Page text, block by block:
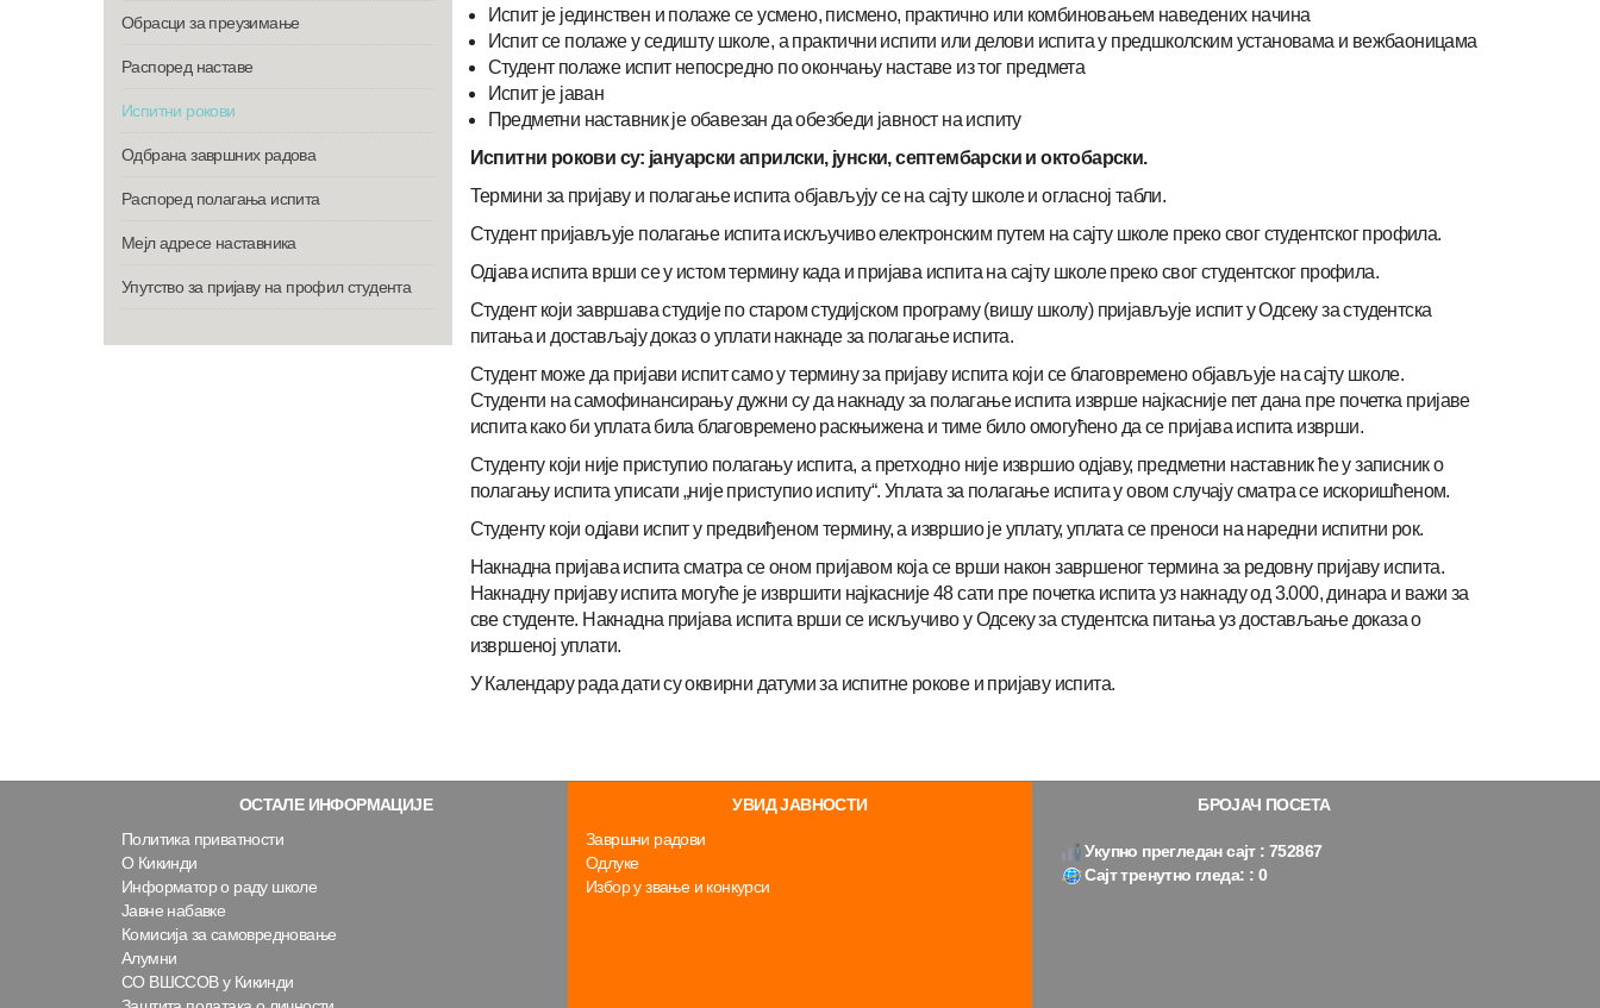
Испит је јединствен и полаже се усмено, писмено, практично или комбиновањем наведених начина
Испит се полаже у седишту школе, а практични испити или делови испита у предшколским установама и вежбаоницама
Студент полаже испит непосредно по окончању наставе из тог предмета
Испит је јаван
Предметни наставник је обавезан да обезбеди јавност на испиту
Испитни рокови су: јануарски априлски, јунски, септембарски и октобарски.
Термини за пријаву и полагање испита објављују се на сајту школе и огласној табли.
Студент пријављује полагање испита искључиво електронским путем на сајту школе преко свог студентског профила.
Одјава испита врши се у истом термину када и пријава испита на сајту школе преко свог студентског профила.
Студент који завршава студије по старом студијском програму (вишу школу) пријављује испит у Одсеку за студентска
питања и достављају доказ о уплати накнаде за полагање испита.
Студент може да пријави испит само у термину за пријаву испита који се благовремено објављује на сајту школе.
Студенти на самофинансирању дужни су да накнаду за полагање испита изврше најкасније пет дана пре почетка пријаве
испита како би уплата била благовремено раскњижена и тиме било омогућено да се пријава испита изврши.
Студенту који није приступио полагању испита, а претходно није извршио одјаву, предметни наставник ће у записник о
полагању испита уписати „није приступио испиту“. Уплата за полагање испита у овом случају сматра се искоришћеном.
Студенту који одјави испит у предвиђеном термину, а извршио је уплату, уплата се преноси на наредни испитни рок.
Накнадна пријава испита сматра се оном пријавом која се врши након завршеног термина за редовну пријаву испита.
Накнадну пријаву испита могуће је извршити најкасније 48 сати пре почетка испита уз накнаду од 3.000, динара и важи за
све студенте. Накнадна пријава испита врши се искључиво у Одсеку за студентска питања уз достављање доказа о
извршеној уплати.
У Календару рада дати су оквирни датуми за испитне рокове и пријаву испита.
Обрасци за преузимање
Распоред наставе
Испитни рокови
Одбрана завршних радова
Распоред полагања испита
Мeјл адресе наставника
Упутство за пријаву на профил студента
ОСТАЛЕ ИНФОРМАЦИЈЕ
Политика приватности
О Кикинди
Информатор о раду школе
Јавне набавке
Комисија за самовредновање
Алумни
СО ВШССОВ у Кикинди
УВИД ЈАВНОСТИ
Завршни радови
Одлуке
Избор у звање и конкурси
БРОЈАЧ ПОСЕТА
Укупно прегледан сајт : 752867
Сајт тренутно гледа: : 0